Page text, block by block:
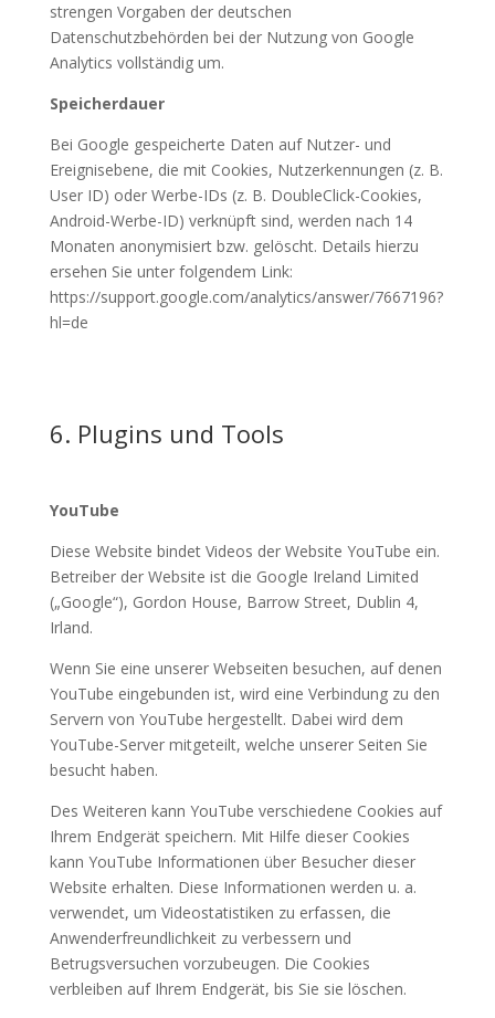
strengen Vorgaben der deutschen
Datenschutzbehörden bei der Nutzung von Google
Analytics vollständig um.
Speicherdauer
Bei Google gespeicherte Daten auf Nutzer- und
Ereignisebene, die mit Cookies, Nutzerkennungen (z. B.
User ID) oder Werbe-IDs (z. B. DoubleClick-Cookies,
Android-Werbe-ID) verknüpft sind, werden nach 14
Monaten anonymisiert bzw. gelöscht. Details hierzu
ersehen Sie unter folgendem Link:
https://support.google.com/analytics/answer/7667196?
hl=de
6. Plugins und Tools
YouTube
Diese Website bindet Videos der Website YouTube ein.
Betreiber der Website ist die Google Ireland Limited
(„Google“), Gordon House, Barrow Street, Dublin 4,
Irland.
Wenn Sie eine unserer Webseiten besuchen, auf denen
YouTube eingebunden ist, wird eine Verbindung zu den
Servern von YouTube hergestellt. Dabei wird dem
YouTube-Server mitgeteilt, welche unserer Seiten Sie
besucht haben.
Des Weiteren kann YouTube verschiedene Cookies auf
Ihrem Endgerät speichern. Mit Hilfe dieser Cookies
kann YouTube Informationen über Besucher dieser
Website erhalten. Diese Informationen werden u. a.
verwendet, um Videostatistiken zu erfassen, die
Anwenderfreundlichkeit zu verbessern und
Betrugsversuchen vorzubeugen. Die Cookies
verbleiben auf Ihrem Endgerät, bis Sie sie löschen.